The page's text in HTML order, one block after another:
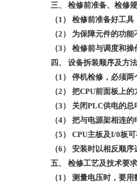
三、 检修前准备、检修
（1） 检修前准备好工具
（2） 为保障元件的功
（3） 检修前与调度和
四、 设备拆装顺序及方法
（1） 停机检修，必须
（2） 把CPU前面板上
（3） 关闭PLC供电的
（4） 把与电源架相连
（5） CPU主板及I/0板
（6） 安装时以相反顺序
五、 检修工艺及技术要求
（1） 测量电压时，要